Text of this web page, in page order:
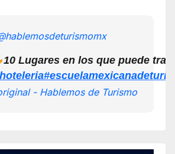
10 Lugares en los que puede
- Hablemos de Turismo